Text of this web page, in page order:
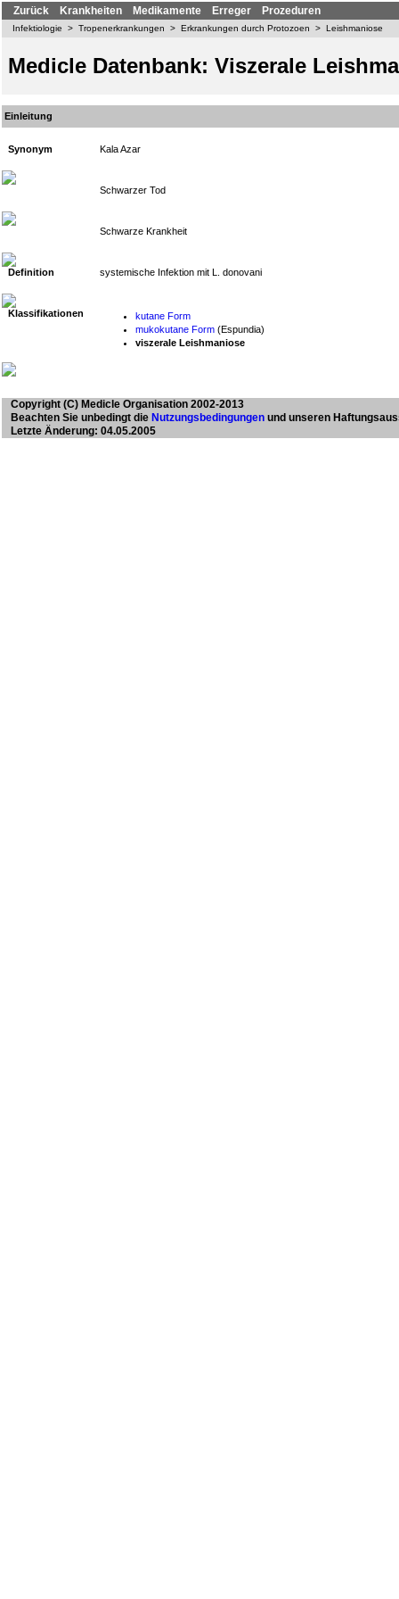
Zurück Krankheiten Medikamente Erreger Prozeduren
Infektiologie > Tropenerkrankungen > Erkrankungen durch Protozoen > Leishmaniose
Medicle Datenbank: Viszerale
Einleitung
Synonym Kala Azar
Schwarzer Tod
Schwarze Krankheit
Definition systemische Infektion mit L. donovani
Klassifikationen
kutane Form
mukokutane Form (Espundia)
viszerale Leishmaniose
Copyright (C) Medicle Organisation 2002-2013
Beachten Sie unbedingt die Nutzungsbedingungen und unseren
Letzte Änderung: 04.05.2005